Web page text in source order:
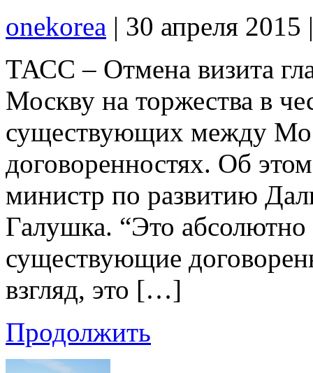
onekorea | 30 апреля 2015
ТАСС – Отмена визита
Москву на торжества в
существующих между
договоренностях. Об
министр по развитию
Галушка. “Это абсолютно
существующие
взгляд, это […]
Продолжить